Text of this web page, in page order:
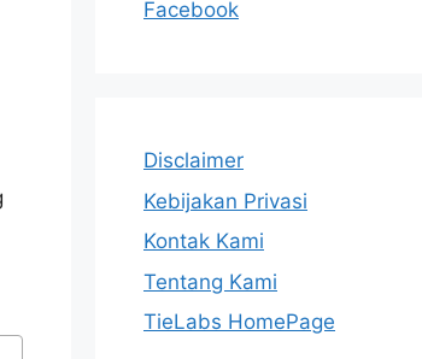
Facebook
Disclaimer
Kebijakan Privasi
Kontak Kami
Tentang Kami
TieLabs HomePage